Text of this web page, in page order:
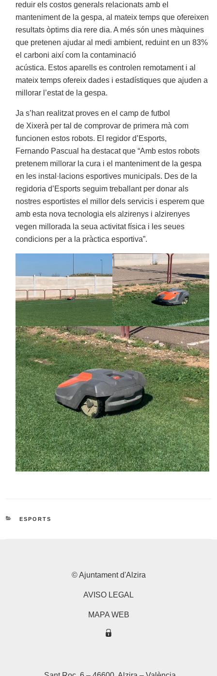
reduir els costos generals relacionats amb el
manteniment de la gespa, al mateix temps que ofereixen
resultats òptims dia rere dia. A més són unes màquines
que pretenen ajudar al medi ambient, reduint en un 83%
el carboni així com la contaminació
acústica. Estos aparells es controlen remotament i al
mateix temps ofereix dades i estadístiques que ajuden a
millorar l’estat de la gespa.
Ja s’han realitzat proves en el camp de futbol
de Xixerà per tal de comprovar de primera mà com
funcionen estos robots. El regidor d’Esports,
Fernando Pascual ha destacat que “Amb estos robots
pretenem millorar la cura i el manteniment de la gespa
en les instal·lacions esportives municipals. Des de la
regidoria d’Esports seguim treballant per donar als
nostres esportistes el millor dels servicis i esperem que
amb esta nova tecnologia els alzirenys i alzirenyes
vegen millorada la seua activitat física i les seues
condicions per a la pràctica esportiva”.
CATEGORIES
ESPORTS
© Ajuntament d'Alzira
AVISO LEGAL
MAPA WEB